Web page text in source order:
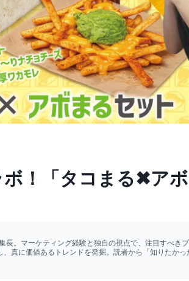
！「タコまる✖ア
。マーケティング経験と独自の視点で、注目すべき
真に価値あるトレンドを発掘。読者から「知りたか